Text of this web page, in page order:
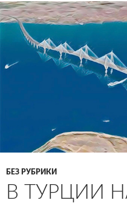
БЕЗ РУБРИКИ
В ТУРЦИИ